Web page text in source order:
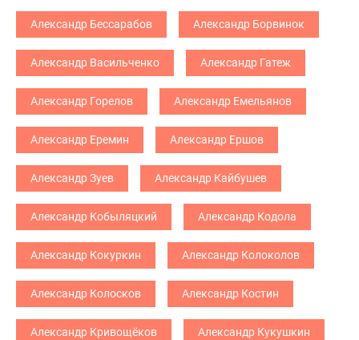
Александр Бессарабов Александр Борвинок
Александр Васильченко Александр Гатеж
Александр Горелов Александр Емельянов
Александр Еремин Александр Ершов
Александр Зуев Александр Кайбушев
Александр Кобыляцкий Александр Кодола
Александр Кокуркин Александр Колоколов
Александр Колосков Александр Костин
Александр Кривощёков Александр Кукушкин